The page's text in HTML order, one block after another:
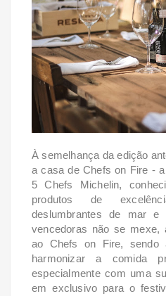
À semelhança da edição
a casa de Chefs on Fire -
5 Chefs Michelin,
produtos de
deslumbrantes de mar
vencedoras não se mexe,
ao Chefs on Fire, sendo
harmonizar a comida
especialmente com uma
em exclusivo para o